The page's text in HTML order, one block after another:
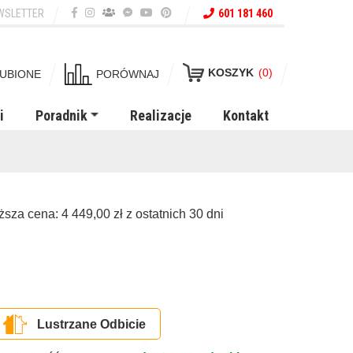
601 181 460
PORÓWNAJ KOSZYK (0)
Poradnik Realizacje Kontakt
cena: 4 449,00 złz ostatnich 30 dni
Lustrzane Odbicie